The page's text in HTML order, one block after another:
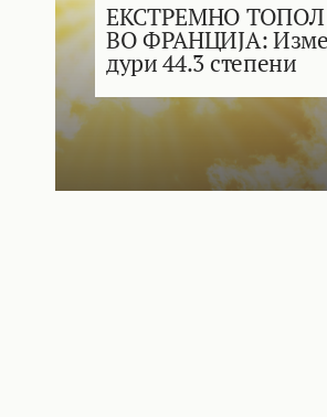
ЕКСТРЕМНО ТОПОЛ
ВО ФРАНЦИЈА:
дури 44.3 степени